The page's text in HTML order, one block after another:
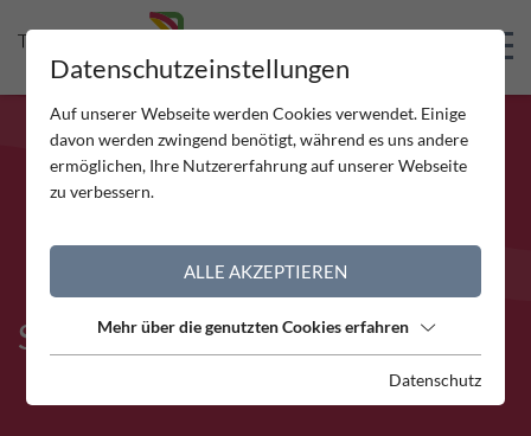
STANDORT IMST
Datenschutzeinstellungen
Auf unserer Webseite werden Cookies verwendet. Einige
davon werden zwingend benötigt, während es uns andere
ermöglichen, Ihre Nutzererfahrung auf unserer Webseite
zu verbessern.
ALLE AKZEPTIEREN
Mehr über die genutzten Cookies erfahren
Datenschutz